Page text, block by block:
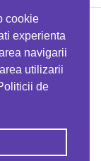
cookie
experienta
navigarii
utilizarii
de
codul